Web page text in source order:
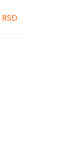
RSD